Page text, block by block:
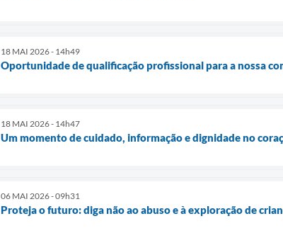
18 MAI 2026 - 14h49
Oportunidade de qualificação profissional para a nossa
18 MAI 2026 - 14h47
Um momento de cuidado, informação e dignidade no
06 MAI 2026 - 09h31
Proteja o futuro: diga não ao abuso e à exploração de